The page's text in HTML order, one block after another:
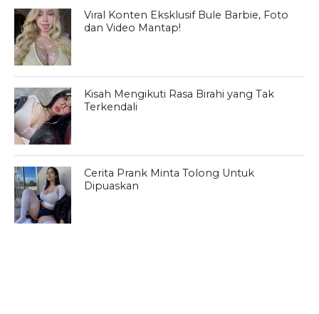
Viral Konten Eksklusif Bule Barbie, Foto
dan Video Mantap!
Kisah Mengikuti Rasa Birahi yang Tak
Terkendali
Cerita Prank Minta Tolong Untuk
Dipuaskan